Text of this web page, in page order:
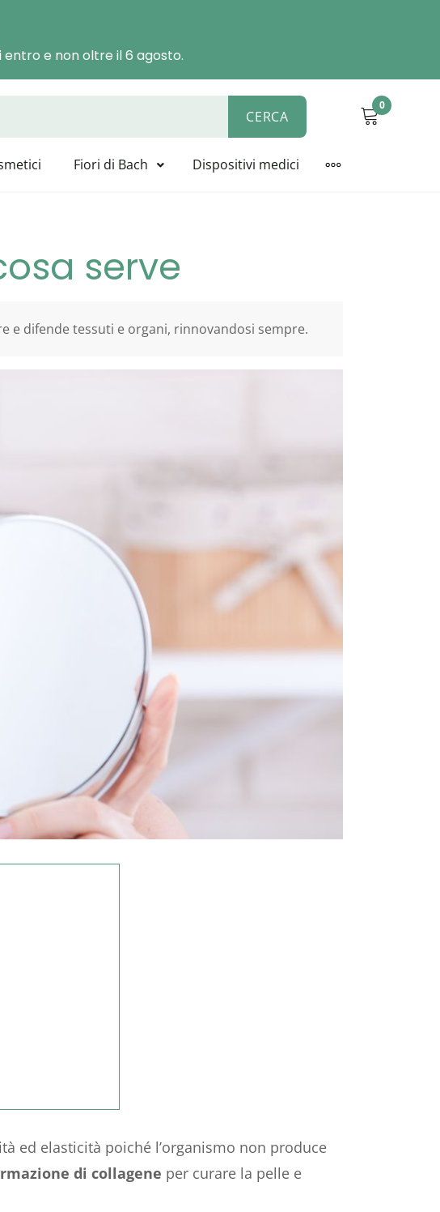
e non oltre il 6 agosto.
CATALYSIS, BIOLINE, NOVACELL CERCA
0
Fiori di Bach Dispositivi medici MORE
serve
e difende tessuti e organi, rinnovandosi sempre.
ed elasticità poiché l’organismo non produce
di collagene per curare la pelle e